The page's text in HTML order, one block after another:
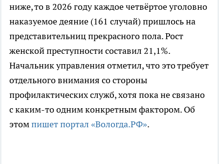
ниже, то в 2026 году каждое четвёртое уголовно
наказуемое деяние (161 случай) пришлось на
представительниц прекрасного пола. Рост
женской преступности составил 21,1%.
Начальник управления отметил, что это требует
отдельного внимания со стороны
профилактических служб, хотя пока не связано
с каким-то одним конкретным фактором. Об
этомпишет портал «Вологда.РФ».